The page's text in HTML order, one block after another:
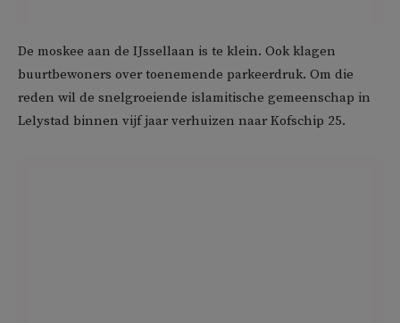
De moskee aan de IJssellaan is te klein. Ook klagen
buurtbewoners over toenemende parkeerdruk. Om die
reden wil de snelgroeiende islamitische gemeenschap in
Lelystad binnen vijf jaar verhuizen naar Kofschip 25.